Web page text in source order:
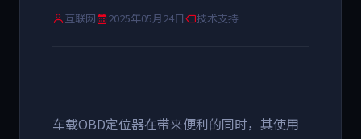
互联网 2025年05月24日 技术支持
车载OBD定位器在带来便利的同时，其使用